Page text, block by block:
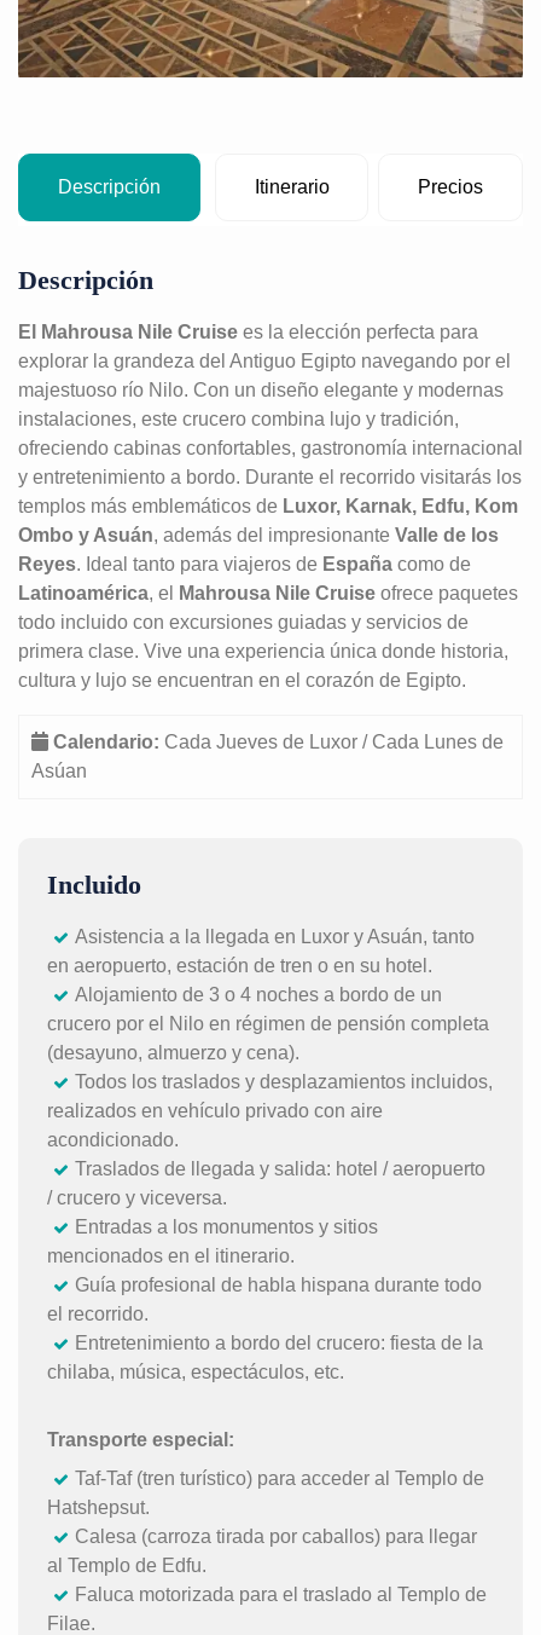
Descripción Itinerario Precios
Descripción
El Mahrousa Nile Cruise es la elección perfecta para
explorar la grandeza del Antiguo Egipto navegando por el
majestuoso río Nilo. Con un diseño elegante y modernas
instalaciones, este crucero combina lujo y tradición,
ofreciendo cabinas confortables, gastronomía internacional
y entretenimiento a bordo. Durante el recorrido visitarás los
templos más emblemáticos de Luxor, Karnak, Edfu, Kom
Ombo y Asuán, además del impresionante Valle de los
Reyes. Ideal tanto para viajeros de España como de
Latinoamérica, el Mahrousa Nile Cruise ofrece paquetes
todo incluido con excursiones guiadas y servicios de
primera clase. Vive una experiencia única donde historia,
cultura y lujo se encuentran en el corazón de Egipto.
Calendario: Cada Jueves de Luxor / Cada Lunes de
Asúan
Incluido
Asistencia a la llegada en Luxor y Asuán, tanto
en aeropuerto, estación de tren o en su hotel.
Alojamiento de 3 o 4 noches a bordo de un
crucero por el Nilo en régimen de pensión completa
(desayuno, almuerzo y cena).
Todos los traslados y desplazamientos incluidos,
realizados en vehículo privado con aire
acondicionado.
Traslados de llegada y salida: hotel / aeropuerto
/ crucero y viceversa.
Entradas a los monumentos y sitios
mencionados en el itinerario.
Guía profesional de habla hispana durante todo
el recorrido.
Entretenimiento a bordo del crucero: fiesta de la
chilaba, música, espectáculos, etc.
Transporte especial:
Taf-Taf (tren turístico) para acceder al Templo de
Hatshepsut.
Calesa (carroza tirada por caballos) para llegar
al Templo de Edfu.
Faluca motorizada para el traslado al Templo de
Filae.